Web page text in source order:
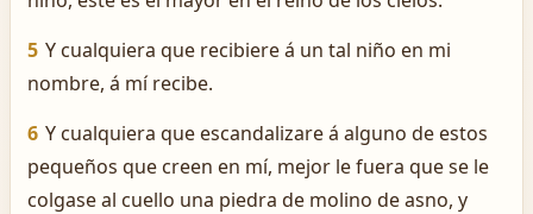
5 Y cualquiera que recibiere á un tal niño en mi
nombre, á mí recibe.
6 Y cualquiera que escandalizare á alguno de estos
pequeños que creen en mí, mejor le fuera que se le
colgase al cuello una piedra de molino de asno, y